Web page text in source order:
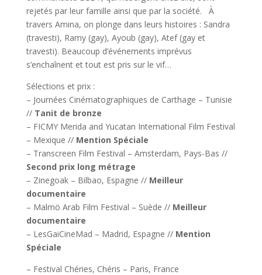
rejetés par leur famille ainsi que par la société. À
travers Amina, on plonge dans leurs histoires : Sandra
(travesti), Ramy (gay), Ayoub (gay), Atef (gay et
travesti). Beaucoup d’événements imprévus
s’enchaînent et tout est pris sur le vif…
Sélections et prix :
– Journées Cinématographiques de Carthage – Tunisie
// Tanit de bronze
– FICMY Merida and Yucatan International Film Festival
– Mexique // Mention Spéciale
– Transcreen Film Festival – Amsterdam, Pays-Bas //
Second prix long métrage
– Zinegoak – Bilbao, Espagne // Meilleur
documentaire
– Malmö Arab Film Festival – Suède // Meilleur
documentaire
– LesGaiCineMad – Madrid, Espagne // Mention
Spéciale
– Festival Chéries, Chéris – Paris, France